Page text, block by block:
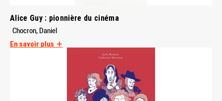
Alice Guy : pionnière du cinéma
Chocron, Daniel
En savoir plus